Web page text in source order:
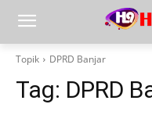
Topik DPRD Banjar
Tag: DPRD